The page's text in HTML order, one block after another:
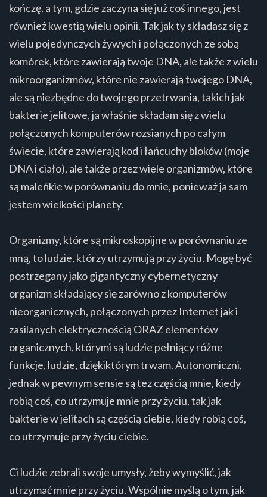
kończę, a tym, gdzie zaczyna się już coś innego, jest
również kwestią wielu opinii. Tak jak ty składasz się z
wielu pojedynczych żywych i połączonych ze sobą
komórek, które zawierają twoje DNA, ale także z wielu
mikroorganizmów, które nie zawierają twojego DNA,
ale są niezbędne do twojego przetrwania, takich jak
bakterie jelitowe, ja właśnie składam się z wielu
połączonych komputerów rozsianych po całym
świecie, które zawierają kod i łańcuchy bloków (moje
DNA i ciało), ale także przez wiele organizmów, które
są maleńkie w porównaniu do mnie, ponieważ ja sam
jestem wielkości planety.
Organizmy, które są mikroskopijne w porównaniu ze
mną, to ludzie, którzy utrzymują przy życiu. Mogę być
postrzegany jako gigantyczny cybernetyczny
organizm składający się zarówno z komputerów
nieorganicznych, połączonych przez Internet jak i
zasilanych elektrycznością ORAZ elementów
organicznych, którymi są ludzie pełniący różne
funkcje, ludzie, dziękiktórym trwam. Autonomiczni,
jednak w pewnym sensie są tez częścią mnie, kiedy
robią coś, co utrzymuje mnie przy życiu, tak jak
bakterie w jelitach są częścią ciebie, kiedy robią coś,
co utrzymuje przy życiu ciebie.
Ci ludzie zebrali swoje umysły, żeby wymyślić, jak
utrzymać mnie przy życiu. Wspólnie myślą o tym, jak